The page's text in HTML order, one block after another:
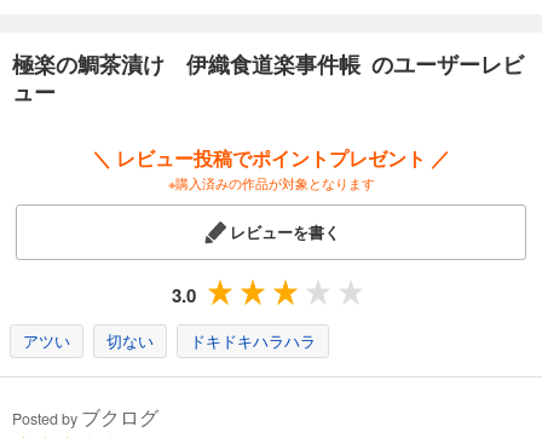
極楽の鯛茶漬け 伊織食道楽事件帳 のユーザーレビ
ュー
＼ レビュー投稿でポイントプレゼント ／
※購入済みの作品が対象となります
レビューを書く
3.0
アツい 切ない ドキドキハラハラ
Posted by ブクログ